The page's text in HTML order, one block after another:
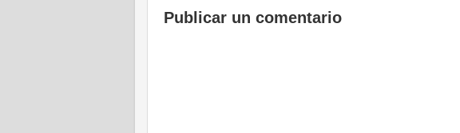
Publicar un comentario